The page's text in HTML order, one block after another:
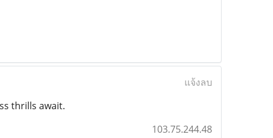
แจ้งลบ
thrills await.
103.75.244.48